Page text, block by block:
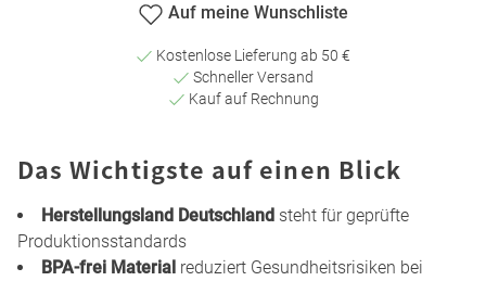
Auf meine Wunschliste
Kostenlose Lieferung ab 50 €
Schneller Versand
Kauf auf Rechnung
Das Wichtigste auf einen Blick
Herstellungsland Deutschland steht für geprüfte
Produktionsstandards
BPA-frei Material reduziert Gesundheitsrisiken bei